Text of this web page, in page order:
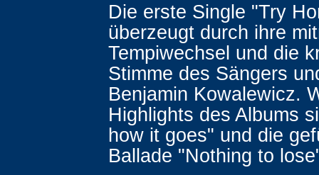
Die erste Single "Try
überzeugt durch ihre
Tempiwechsel und die
Stimme des Sängers
Benjamin Kowalewicz.
Highlights des Albums
how it goes" und die
Ballade "Nothing to